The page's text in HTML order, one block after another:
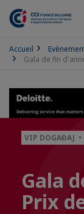
Accueil
Gala de fin
VIP DOGAĐAJ
Gala
Prix